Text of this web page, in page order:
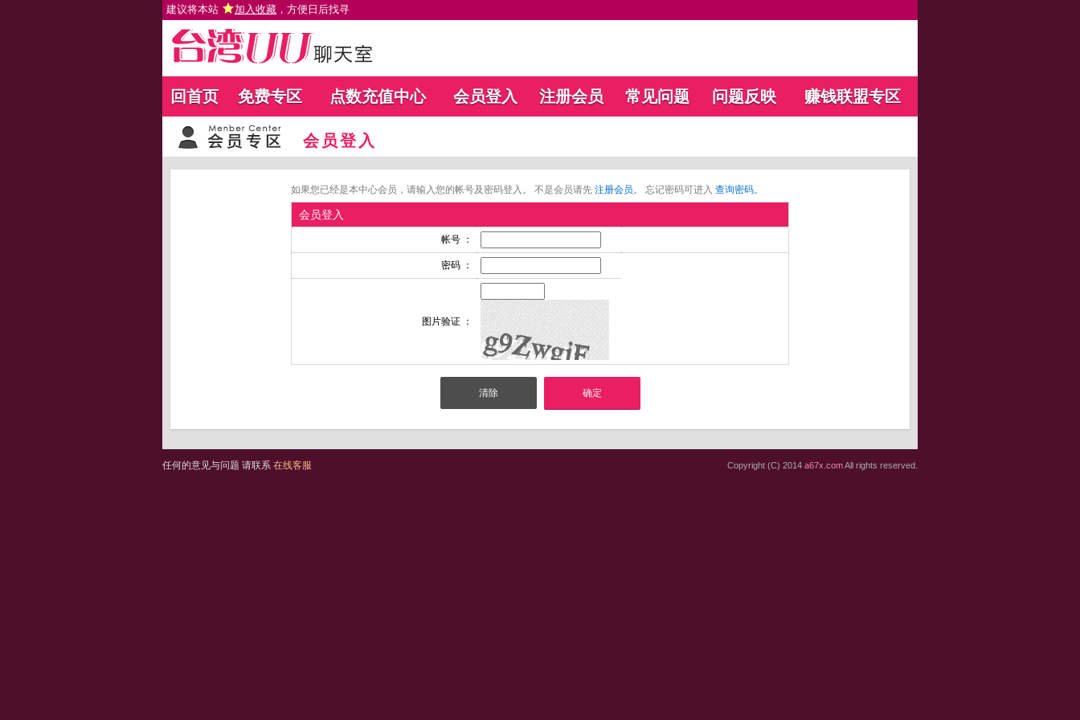
建议将本站 加入收藏 ，方便日后找寻
回首页 免费专区 点数充值中心 会员登入 注册会员 常见问题 问题反映 赚钱联盟专区
会员登入
如果您已经是本中心会员，请输入您的帐号及密码登入。 不是会员请先 注册会员。 忘记密码可进入 查询密码。
会员登入
帐号 ：
密码 ：
图片验证 ：
任何的意见与问题 请联系 在线客服 Copyright (C) 2014 a67x.comAll rights reserved.